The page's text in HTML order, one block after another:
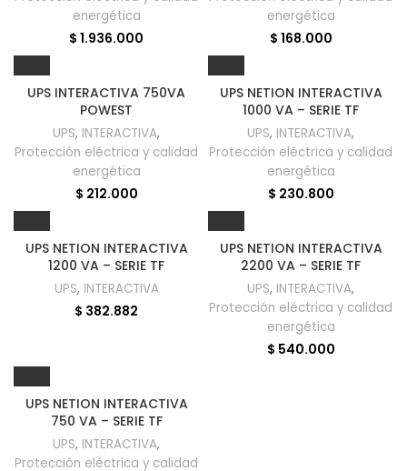
energética
$ 1.936.000
energética
$ 168.000
UPS INTERACTIVA 750VA
POWEST
UPS, INTERACTIVA,
Protección eléctrica y calidad
energética
$ 212.000
UPS NETION INTERACTIVA
1000 VA – SERIE TF
UPS, INTERACTIVA,
Protección eléctrica y calidad
energética
$ 230.800
UPS NETION INTERACTIVA
1200 VA – SERIE TF
UPS, INTERACTIVA
$ 382.882
UPS NETION INTERACTIVA
2200 VA – SERIE TF
UPS, INTERACTIVA,
Protección eléctrica y calidad
energética
$ 540.000
UPS NETION INTERACTIVA
750 VA – SERIE TF
UPS, INTERACTIVA,
Protección eléctrica y calidad